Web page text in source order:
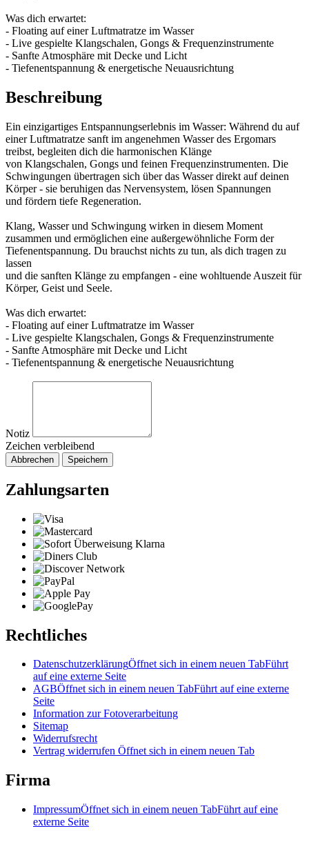
Was dich erwartet:
- Floating auf einer Luftmatratze im Wasser
- Live gespielte Klangschalen, Gongs & Frequenzinstrumente
- Sanfte Atmosphäre mit Decke und Licht
- Tiefenentspannung & energetische Neuausrichtung
Beschreibung
Ein einzigartiges Entspannungserlebnis im Wasser: Während du auf
einer Luftmatratze sanft im angenehmen Wasser des Ergomars
treibst, begleiten dich die harmonischen Klänge
von Klangschalen, Gongs und feinen Frequenzinstrumenten. Die
Schwingungen übertragen sich über das Wasser direkt auf deinen
Körper - sie beruhigen das Nervensystem, lösen Spannungen
und fördern tiefe Regeneration.
Klang, Wasser und Schwingung wirken in diesem Moment
zusammen und ermöglichen eine außergewöhnliche Form der
Tiefenentspannung. Du brauchst nichts zu tun, als dich tragen zu
lassen
und die sanften Klänge zu empfangen - eine wohltuende Auszeit für
Körper, Geist und Seele.
Was dich erwartet:
- Floating auf einer Luftmatratze im Wasser
- Live gespielte Klangschalen, Gongs & Frequenzinstrumente
- Sanfte Atmosphäre mit Decke und Licht
- Tiefenentspannung & energetische Neuausrichtung
Notiz
Zeichen verbleibend
Abbrechen Speichern
Zahlungsarten
Rechtliches
DatenschutzerklärungÖffnet sich in einem neuen TabFührt
auf eine externe Seite
AGBÖffnet sich in einem neuen TabFührt auf eine externe
Seite
Information zur Fotoverarbeitung
Sitemap
Widerrufsrecht
Vertrag widerrufen Öffnet sich in einem neuen Tab
Firma
ImpressumÖffnet sich in einem neuen TabFührt auf eine
externe Seite